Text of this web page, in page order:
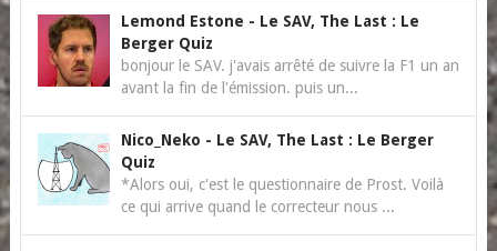
Lemond Estone - Le SAV, The Last : Le
Berger Quiz
bonjour le SAV. j'avais arrêté de suivre la F1 un an
avant la fin de l'émission. puis un...
Nico_Neko - Le SAV, The Last : Le Berger
Quiz
*Alors oui, c'est le questionnaire de Prost. Voilà
ce qui arrive quand le correcteur nous ...